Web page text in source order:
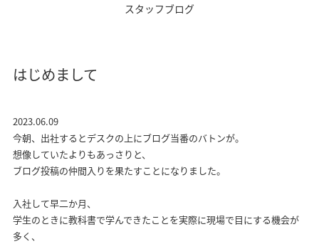
スタッフブログ
はじめまして
2023.06.09
今朝、出社するとデスクの上にブログ当番のバトンが。
想像していたよりもあっさりと、
ブログ投稿の仲間入りを果たすことになりました。
入社して早二か月、
学生のときに教科書で学んできたことを実際に現場で目にする機会が
多く、